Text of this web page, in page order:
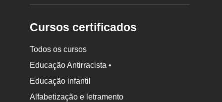
Cursos certificados
Todos os cursos
Educação Antirracista •
Educação infantil
Alfabetização e letramento